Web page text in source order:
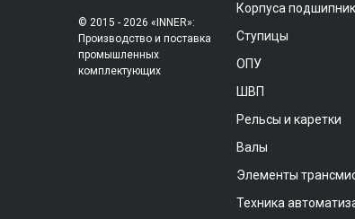
© 2015 - 2026 «INNER»:
Производство и поставка
промышленных
комплектующих
Корпуса
Ступицы
ОПУ
ШВП
Рельсы и каретки
Валы
Элементы
Техника